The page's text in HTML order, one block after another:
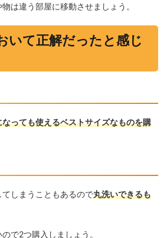
は違う部屋に移動させましょう。
いて正解だったと感じ
っても使えるベストサイズなものを購
しまうこともあるので丸洗いできるも
で2つ購入しましょう。